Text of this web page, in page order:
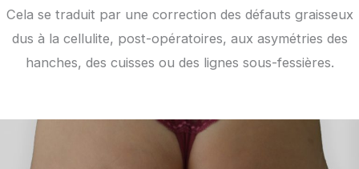
Cela se traduit par une correction des défauts graisseux
dus à la cellulite, post-opératoires, aux asymétries des
hanches, des cuisses ou des lignes sous-fessières.